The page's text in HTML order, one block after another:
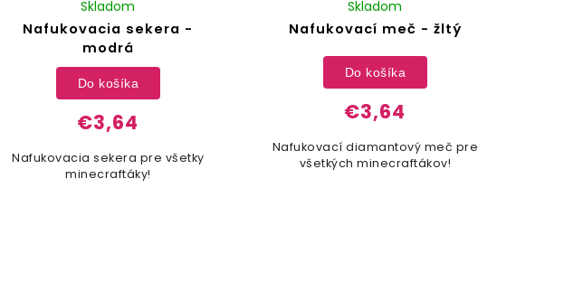
Nafukovacia sekera -
modrá
Skladom
€3,64
Do košíka
Nafukovacia sekera pre všetky
minecraftáky!
Nafukovací meč - žltý
Skladom
€3,64
Do košíka
Nafukovací diamantový meč pre
všetkých minecraftákov!